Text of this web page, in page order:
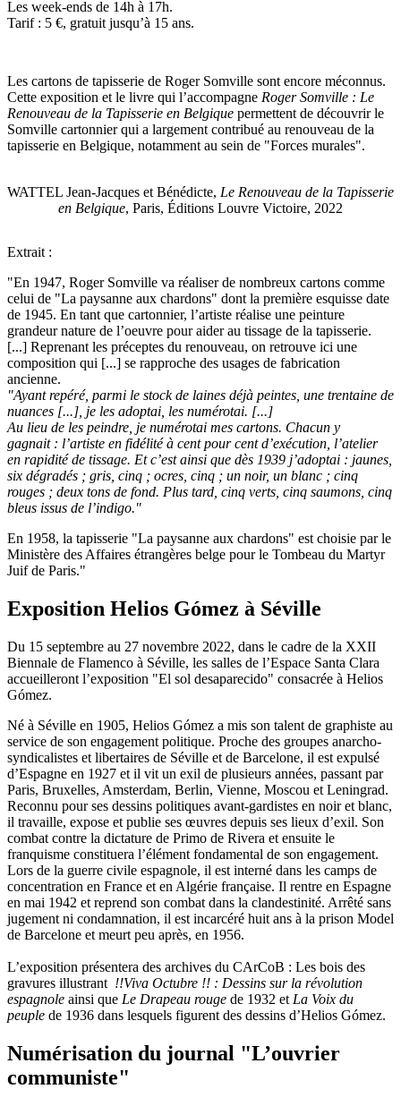
Les week-ends de 14h à 17h.
Tarif : 5 €, gratuit jusqu’à 15 ans.
Les cartons de tapisserie de Roger Somville sont encore méconnus.
Cette exposition et le livre qui l’accompagne Roger Somville : Le
Renouveau de la Tapisserie en Belgique permettent de découvrir le
Somville cartonnier qui a largement contribué au renouveau de la
tapisserie en Belgique, notamment au sein de "Forces murales".
WATTEL Jean-Jacques et Bénédicte, Le Renouveau de la Tapisserie
en Belgique, Paris, Éditions Louvre Victoire, 2022
Extrait :
"En 1947, Roger Somville va réaliser de nombreux cartons comme
celui de "La paysanne aux chardons" dont la première esquisse date
de 1945. En tant que cartonnier, l’artiste réalise une peinture
grandeur nature de l’oeuvre pour aider au tissage de la tapisserie.
[...] Reprenant les préceptes du renouveau, on retrouve ici une
composition qui [...] se rapproche des usages de fabrication
ancienne.
"Ayant repéré, parmi le stock de laines déjà peintes, une trentaine de
nuances [...], je les adoptai, les numérotai. [...]
Au lieu de les peindre, je numérotai mes cartons. Chacun y
gagnait : l’artiste en fidélité à cent pour cent d’exécution, l’atelier
en rapidité de tissage. Et c’est ainsi que dès 1939 j’adoptai : jaunes,
six dégradés ; gris, cinq ; ocres, cinq ; un noir, un blanc ; cinq
rouges ; deux tons de fond. Plus tard, cinq verts, cinq saumons, cinq
bleus issus de l’indigo."
En 1958, la tapisserie "La paysanne aux chardons" est choisie par le
Ministère des Affaires étrangères belge pour le Tombeau du Martyr
Juif de Paris."
Exposition Helios Gómez à Séville
Du 15 septembre au 27 novembre 2022, dans le cadre de la XXII
Biennale de Flamenco à Séville, les salles de l’Espace Santa Clara
accueilleront l’exposition "El sol desaparecido" consacrée à Helios
Gómez.
Né à Séville en 1905, Helios Gómez a mis son talent de graphiste au
service de son engagement politique. Proche des groupes anarcho-
syndicalistes et libertaires de Séville et de Barcelone, il est expulsé
d’Espagne en 1927 et il vit un exil de plusieurs années, passant par
Paris, Bruxelles, Amsterdam, Berlin, Vienne, Moscou et Leningrad.
Reconnu pour ses dessins politiques avant-gardistes en noir et blanc,
il travaille, expose et publie ses œuvres depuis ses lieux d’exil. Son
combat contre la dictature de Primo de Rivera et ensuite le
franquisme constituera l’élément fondamental de son engagement.
Lors de la guerre civile espagnole, il est interné dans les camps de
concentration en France et en Algérie française. Il rentre en Espagne
en mai 1942 et reprend son combat dans la clandestinité. Arrêté sans
jugement ni condamnation, il est incarcéré huit ans à la prison Model
de Barcelone et meurt peu après, en 1956.
L’exposition présentera des archives du CArCoB : Les bois des
gravures illustrant !!Viva Octubre !! : Dessins sur la révolution
espagnole ainsi que Le Drapeau rouge de 1932 et La Voix du
peuple de 1936 dans lesquels figurent des dessins d’Helios Gómez.
Numérisation du journal "L’ouvrier
communiste"